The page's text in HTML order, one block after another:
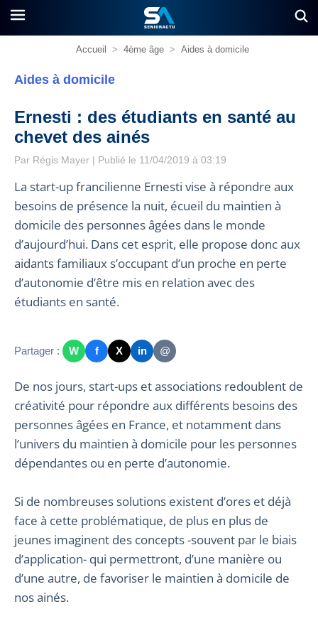
Accueil > 4ème âge > Aides à domicile
Aides à domicile
Ernesti : des étudiants en santé au
chevet des ainés
Par Régis Mayer | Publié le 11/04/2019 à 03:19
La start-up francilienne Ernesti vise à répondre aux
besoins de présence la nuit, écueil du maintien à
domicile des personnes âgées dans le monde
d’aujourd’hui. Dans cet esprit, elle propose donc aux
aidants familiaux s’occupant d’un proche en perte
d’autonomie d’être mis en relation avec des
étudiants en santé.
Partager : W f X in @
De nos jours, start-ups et associations redoublent de
créativité pour répondre aux différents besoins des
personnes âgées en France, et notamment dans
l’univers du maintien à domicile pour les personnes
dépendantes ou en perte d’autonomie.
Si de nombreuses solutions existent d’ores et déjà
face à cette problématique, de plus en plus de
jeunes imaginent des concepts -souvent par le biais
d’application- qui permettront, d’une manière ou
d’une autre, de favoriser le maintien à domicile de
nos ainés.